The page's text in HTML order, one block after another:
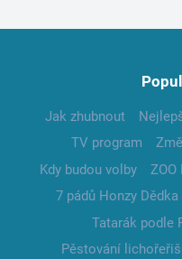
Jak zhubnout
TV program
Kdy budou volby
ZOO
7 pádů Honzy Dědka
Tatarák podle
Pěstování